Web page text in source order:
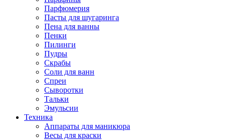
Парфюмерия
Пасты для шугаринга
Пена для ванны
Пенки
Пилинги
Пудры
Скрабы
Соли для ванн
Спреи
Сыворотки
Тальки
Эмульсии
Техника
Аппараты для маникюра
Весы для краски